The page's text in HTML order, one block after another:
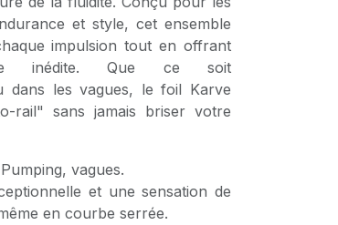
et style, cet ensemble
impulsion tout en offrant
inédite. Que ce soit
les vagues, le foil Karve
rail" sans jamais briser votre
vagues.
et une sensation de
en courbe serrée.